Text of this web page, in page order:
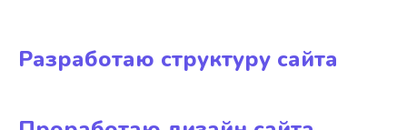
Разработаю структуру сайта